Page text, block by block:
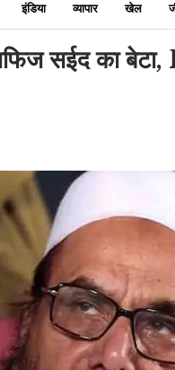
इंडिया व्यापार खेल
सईद का
साथ 365…
जीवन शैली
में राम लला के दर्शन के
बाद जरूर घूम लें ये फेमस…